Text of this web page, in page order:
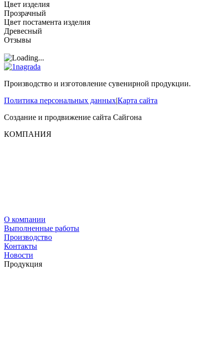
Цвет изделия
Прозрачный
Цвет постамента изделия
Древесный
Отзывы
Производство и изготовление сувенирной продукции.
Политика персональных данных|Карта сайта
Создание и продвижение сайта Сайгона
КОМПАНИЯ
О компании
Выполненные работы
Производство
Контакты
Новости
Продукция